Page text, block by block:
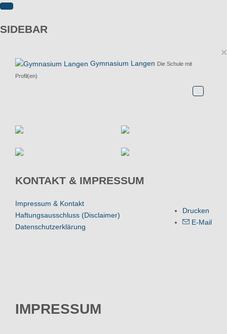
SIDEBAR
×
Gymnasium Langen Die Schule mit
Profil(en)
KONTAKT & IMPRESSUM
Drucken
E-Mail
Impressum & Kontakt
Haftungsausschluss (Disclaimer)
Datenschutzerklärung
IMPRESSUM